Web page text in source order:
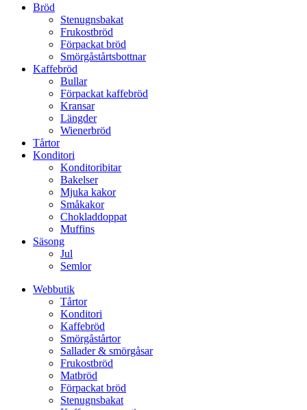
Bröd
Stenugnsbakat
Frukostbröd
Förpackat bröd
Smörgåstårtsbottnar
Kaffebröd
Bullar
Förpackat kaffebröd
Kransar
Längder
Wienerbröd
Tårtor
Konditori
Konditoribitar
Bakelser
Mjuka kakor
Småkakor
Chokladdoppat
Muffins
Säsong
Jul
Semlor
Webbutik
Tårtor
Konditori
Kaffebröd
Smörgåstårtor
Sallader & smörgåsar
Frukostbröd
Matbröd
Förpackat bröd
Stenugnsbakat